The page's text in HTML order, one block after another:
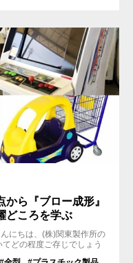
ら『ブロー成形』
どころを学ぶ
にちは、(株)関東製作所の
どの程度ご存じでしょう